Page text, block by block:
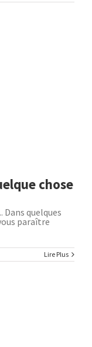
chose
Dans quelques
paraître
Lire Plus